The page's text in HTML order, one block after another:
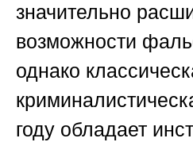
значительно
возможности
однако
году обладает